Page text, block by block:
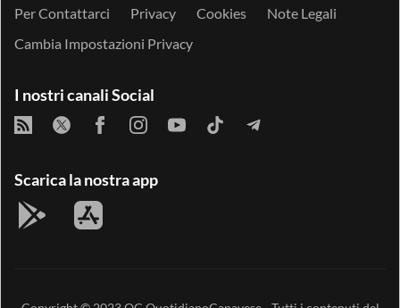
Per Contattarci Privacy Cookies
Note Legali
Cambia Impostazioni Privacy
I nostri canali Social
Scarica la nostra app